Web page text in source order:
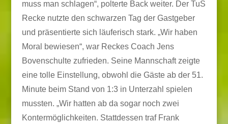
muss man schlagen“, polterte Back weiter. Der TuS
Recke nutzte den schwarzen Tag der Gastgeber
und präsentierte sich läuferisch stark. „Wir haben
Moral bewiesen“, war Reckes Coach Jens
Bovenschulte zufrieden. Seine Mannschaft zeigte
eine tolle Einstellung, obwohl die Gäste ab der 51.
Minute beim Stand von 1:3 in Unterzahl spielen
mussten. „Wir hatten ab da sogar noch zwei
Kontermöglichkeiten. Stattdessen traf Frank